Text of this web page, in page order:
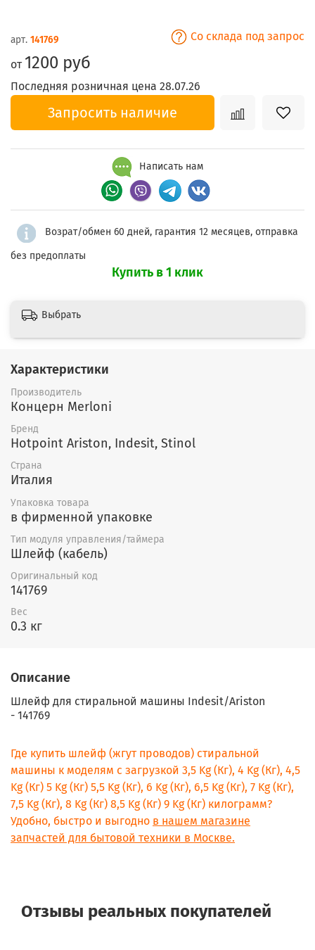
арт. 141769 Со склада под запрос
от 1200 руб
Последняя розничная цена 28.07.26
Запросить наличие
Написать нам
Возрат/обмен 60 дней, гарантия 12 месяцев, отправка
без предоплаты
Купить в 1 клик
Выбрать
Характеристики
Производитель
Концерн Merloni
Бренд
Hotpoint Ariston, Indesit, Stinol
Страна
Италия
Упаковка товара
в фирменной упаковке
Тип модуля управления/таймера
Шлейф (кабель)
Оригинальный код
141769
Вес
0.3 кг
Описание
Шлейф для стиральной машины Indesit/Ariston
- 141769
Где купить шлейф (жгут проводов) стиральной
машины к моделям с загрузкой 3,5 Kg (Кг), 4 Kg (Кг), 4,5
Kg (Кг) 5 Kg (Кг) 5,5 Kg (Кг), 6 Kg (Кг), 6,5 Kg (Кг), 7 Kg (Кг),
7,5 Kg (Кг), 8 Kg (Кг) 8,5 Kg (Кг) 9 Kg (Кг) килограмм?
Удобно, быстро и выгодно в нашем магазине
запчастей для бытовой техники в Москве.
Отзывы реальных покупателей